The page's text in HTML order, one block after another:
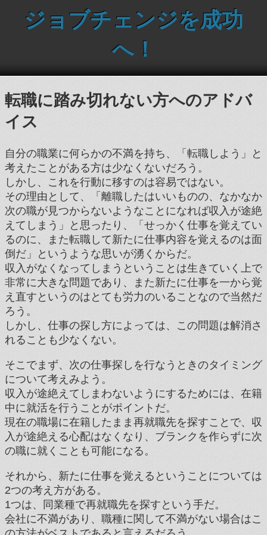
ジョブチェンジを成功
へ！
転職に踏み切れない方へのアドバ
イス
自分の職業に何らかの不満を持ち、「転職しよう」と
考えたことがある方は少なくないだろう。
しかし、これを行動に移すのは容易ではない。
その理由として、「離職したはいいものの、なかなか
次の職が見つからないようなことになれば収入が途絶
えてしまう」と思ったり、「せっかく仕事を覚えてい
るのに、また転職して新たに仕事内容を覚えるのは面
倒だ」というような思いが湧くからだ。
収入がなくなってしまうということは生きていく上で
非常に大きな問題であり、また新たに仕事を一から覚
え直すというのはとても労力のいることなので当然だ
ろう。
しかし、仕事の探し方によっては、この問題は解消さ
れることも少なくない。
そこでまず、次の仕事探しを行なうときのタイミング
について考えみよう。
収入が途絶えてしまわないようにするためには、在籍
中に就活を行うことがポイントだ。
現在の職場に在籍したまま再就職先を探すことで、収
入が途絶える心配はなくなり、ブランクを作らずに次
の職に就くことも可能になる。
それから、新たに仕事を覚えるということについては
2つの考え方がある。
1つは、同業種で再就職先を探すという手だ。
会社に不満があり、職種に関して不満がない場合はこ